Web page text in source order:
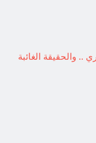
.. والحقيقة الغائبة